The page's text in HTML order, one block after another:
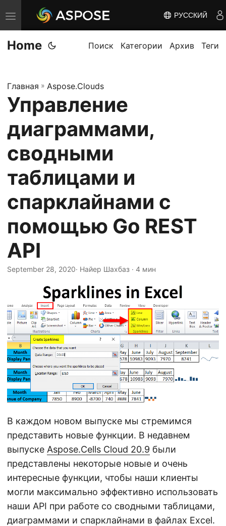
П
е
р
л
ю
и
ь
н
а
в
а
ц
и
РУССКИЙ
Home Поиск Категории Архив Теги
Главная » Aspose.Clouds
Управление
диаграммами,
сводными
таблицами и
спарклайнами с
помощью Go REST
API
September 28, 2020· Найер Шахбаз · 4 мин
В каждом новом выпуске мы стремимся
представить новые функции. В недавнем
выпуске Aspose.Cells Cloud 20.9 были
представлены некоторые новые и очень
интересные функции, чтобы наши клиенты
могли максимально эффективно использовать
наши API при работе со сводными таблицами,
диаграммами и спарклайнами в файлах Excel.